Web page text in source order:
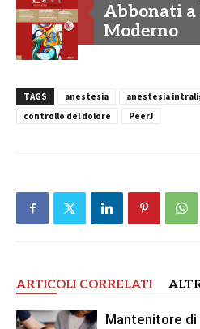
Abbonati
Moderno
TAGS anestesia
anestesia
controllo del dolore
PeerJ
ARTICOLI CORRELATI
Mantenitore